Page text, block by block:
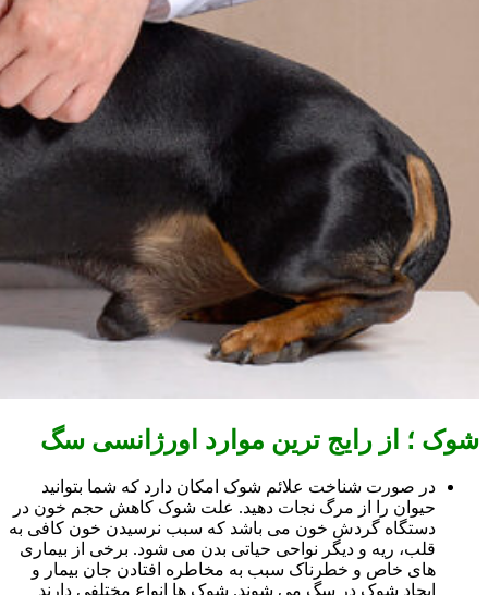
شوک ؛ از رایج ترین موارد اورژانسی سگ
در صورت شناخت علائم شوک امکان دارد که شما بتوانید
حیوان را از مرگ نجات دهید. علت شوک کاهش حجم خون در
دستگاه گردش خون می باشد که سبب نرسیدن خون کافی به
قلب، ریه و دیگر نواحی حیاتی بدن می شود. برخی از بیماری
های خاص و خطرناک سبب به مخاطره افتادن جان بیمار و
ایجاد شوک در سگ می شوند. شوک ها انواع مختلفی دارند